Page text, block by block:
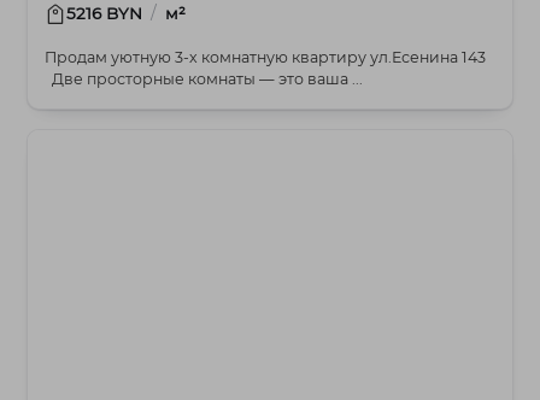
5216 BYN / м²
Продам уютную 3-х комнатную квартиру ул.Есенина 143
Две просторные комнаты — это ваша ...